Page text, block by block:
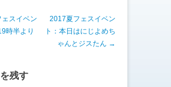
す
る
に
は
し
て
ション
スイベン
時半より
2017夏フェスイベン
ト：本日はにじよめち
ゃんとジスたん →
残す